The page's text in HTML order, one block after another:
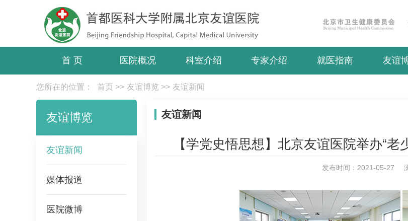
首 页 医院概况 科室介绍 专家介绍 就医指南 友谊
您所在的位置： 首页 >> 友谊博览 >> 友谊新闻
友谊博览
友谊新闻
媒体报道
医院微博
友谊新闻
【学党史悟思想】北京友谊医院举办“
发布时间：2021-05-27